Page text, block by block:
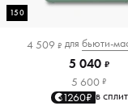
150
4 509 ₽ для бьюти-
5 040 ₽
5 600 ₽
1260₽ в сплит